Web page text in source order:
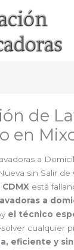
de
en
a
sin Salir de
CDMX está
a
el técnico
cualquier
eficiente y